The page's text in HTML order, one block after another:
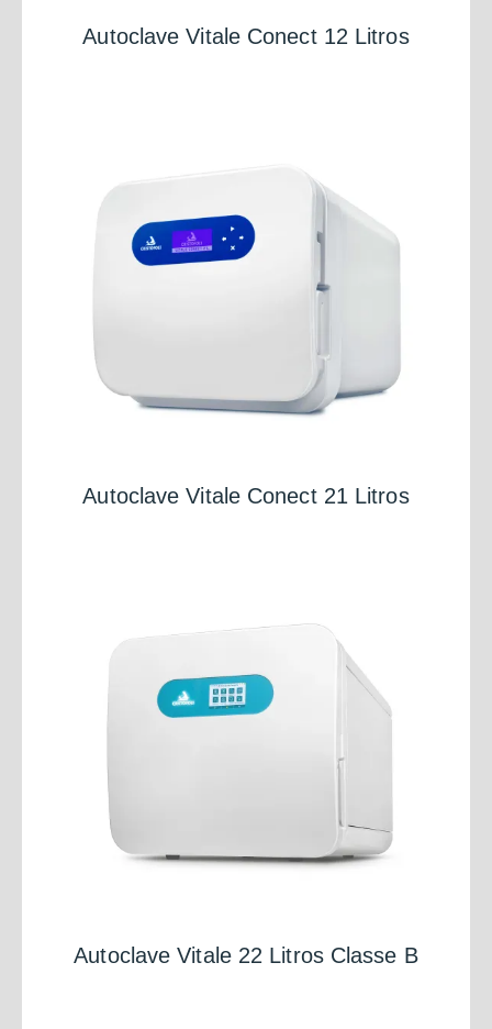
Autoclave Vitale Conect 12 Litros
Autoclave Vitale Conect 21 Litros
Autoclave Vitale 22 Litros Classe B